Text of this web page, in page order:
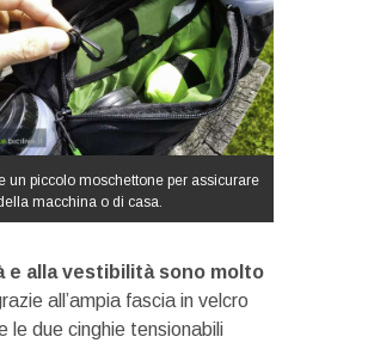
un piccolo moschettone per assicurare
macchina o di casa.
e alla vestibilità sono molto
all’ampia fascia in velcro
le due cinghie tensionabili